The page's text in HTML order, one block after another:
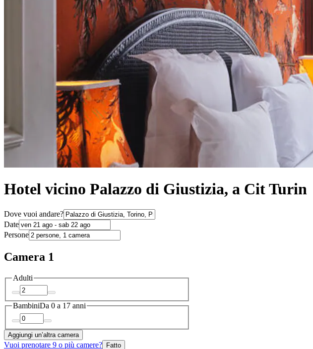
Hotel vicino Palazzo di Giustizia, a Cit Turin
Dove vuoi andare?
Date
Persone
Camera 1
Adulti
BambiniDa 0 a 17 anni
Aggiungi un’altra camera
Vuoi prenotare 9 o più camere? Fatto